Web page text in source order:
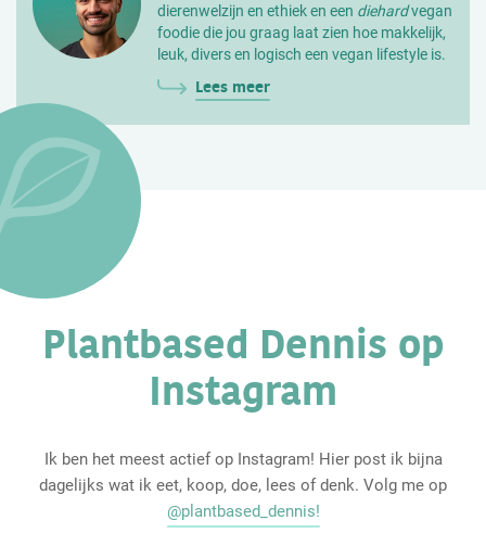
dierenwelzijn en ethiek en een diehardvegan
foodie die jou graag laat zien hoe makkelijk,
leuk, divers en logisch een vegan lifestyle is.
Lees meer
Plantbased Dennis op
Instagram
Ik ben het meest actief op Instagram! Hier post ik bijna
dagelijks wat ik eet, koop, doe, lees of denk. Volg me op
@plantbased_dennis!